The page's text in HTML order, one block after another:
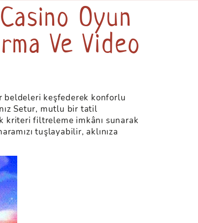
Oyun
Ve Video
beldeleri keşfederek konforlu
Setur, mutlu bir tatil
kriteri filtreleme imkânı sunarak
tuşlayabilir, aklınıza